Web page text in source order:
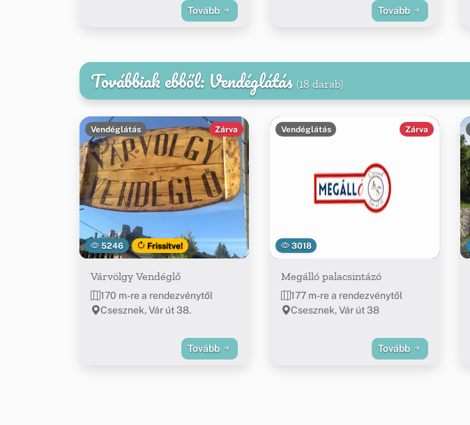
Tovább Tovább
Továbbiak ebből: Vendéglátás (18 darab)
5246 Frissítve!
Vendéglátás Zárva
Várvölgy Vendéglő
170 m-re a rendezvénytől
Csesznek, Vár út 38.
Tovább
3018
Vendéglátás Zárva
Megálló palacsintázó
177 m-re a rendezvénytől
Csesznek, Vár út 38
Tovább